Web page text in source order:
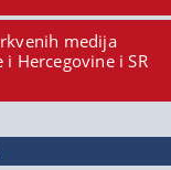
medija
Hercegovine i SR